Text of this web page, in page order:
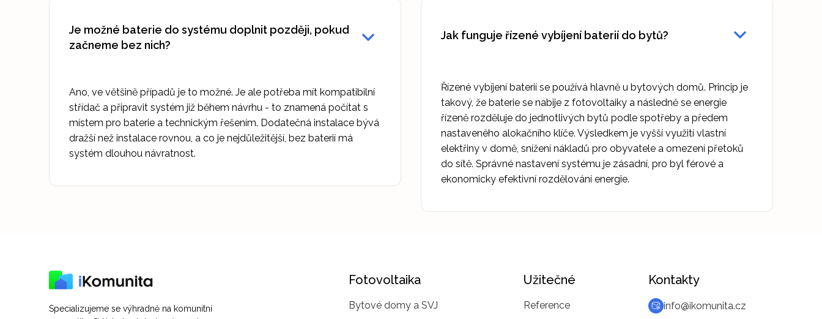
Je možné baterie do systému doplnit později, pokud
začneme bez nich?
Ano, ve většině případů je to možné. Je ale potřeba mít kompatibilní
střídač a připravit systém již během návrhu - to znamená počítat s
místem pro baterie a technickým řešením. Dodatečná instalace bývá
dražší než instalace rovnou, a co je nejdůležitější, bez baterií má
systém dlouhou návratnost.
Jak funguje řízené vybíjení baterií do bytů?
Řízené vybíjení baterií se používá hlavně u bytových domů. Princip je
takový, že baterie se nabije z fotovoltaiky a následně se energie
řízeně rozděluje do jednotlivých bytů podle spotřeby a předem
nastaveného alokačního klíče. Výsledkem je vyšší využití vlastní
elektřiny v domě, snížení nákladů pro obyvatele a omezení přetoků
do sítě. Správné nastavení systému je zásadní, pro byl férové a
ekonomicky efektivní rozdělování energie.
Specializujeme se výhradně na komunitní
Fotovoltaika
Bytové domy a SVJ
Užitečné
Reference
Kontakty
info@ikomunita.cz